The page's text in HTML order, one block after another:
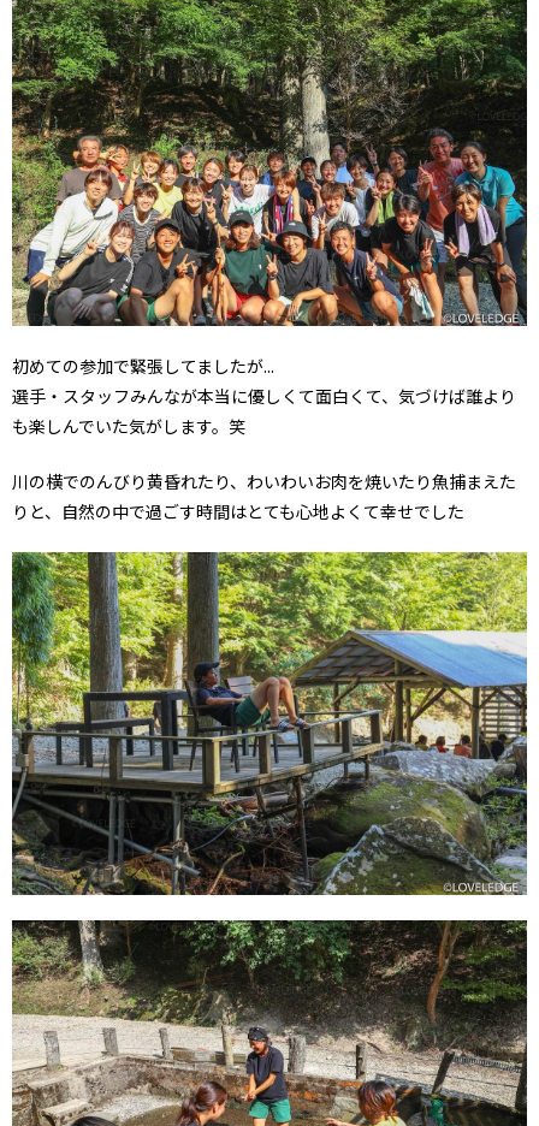
初めての参加で緊張してましたが...
選手・スタッフみんなが本当に優しくて面白くて、気づけば誰より
も楽しんでいた気がします。笑
川の横でのんびり黄昏れたり、わいわいお肉を焼いたり魚捕まえた
りと、自然の中で過ごす時間はとても心地よくて幸せでした